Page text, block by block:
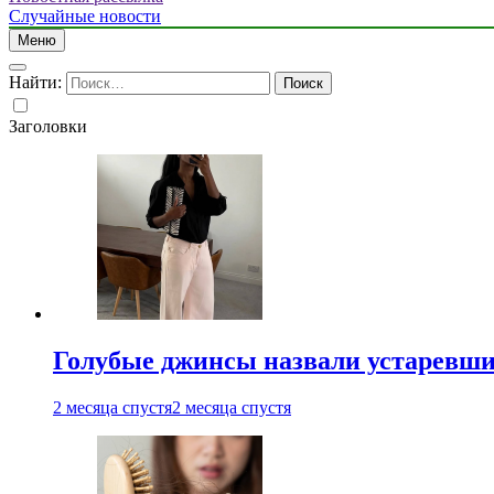
Случайные новости
Меню
Найти:
Заголовки
Голубые джинсы назвали
2 месяца спустя2 месяца спустя